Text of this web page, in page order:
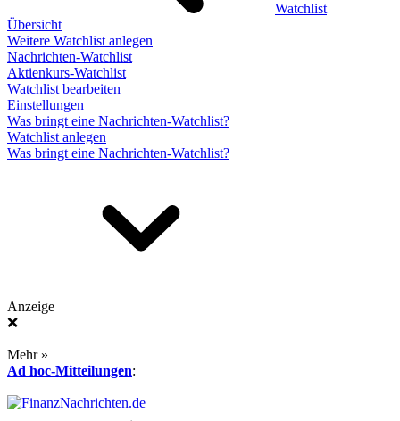
Watchlist
Übersicht
Weitere Watchlist anlegen
Nachrichten-Watchlist
Aktienkurs-Watchlist
Watchlist bearbeiten
Einstellungen
Was bringt eine Nachrichten-Watchlist?
Watchlist anlegen
Was bringt eine Nachrichten-Watchlist?
Anzeige
❌
Mehr »
Ad hoc-Mitteilungen: